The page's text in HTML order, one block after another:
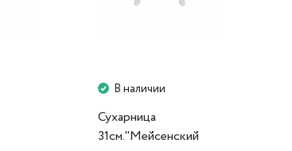
В наличии
Сухарница
31см."Мейсенский